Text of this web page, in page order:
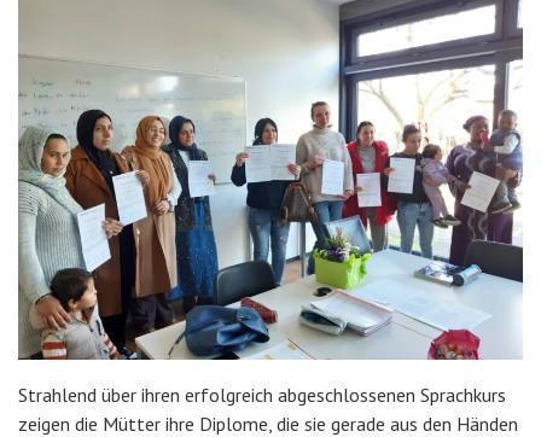
Strahlend über ihren erfolgreich abgeschlossenen Sprachkurs
zeigen die Mütter ihre Diplome, die sie gerade aus den Händen